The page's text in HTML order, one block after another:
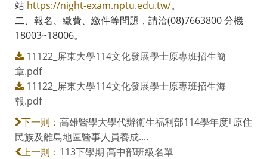
站 https://night-exam.nptu.edu.tw/。
二、報名、繳費、繳件等問題，請洽(08)7663800 分機
18003~18006。
11122_屏東大學114文化發展學士原專班招生簡
章.pdf
11122_屏東大學114文化發展學士原專班招生海
報.pdf
下一則： 高雄醫學大學代辦衛生福利部114學年度｢原住
民族及離島地區醫事人員養成....
上一則： 113下學期 高中部班級名單